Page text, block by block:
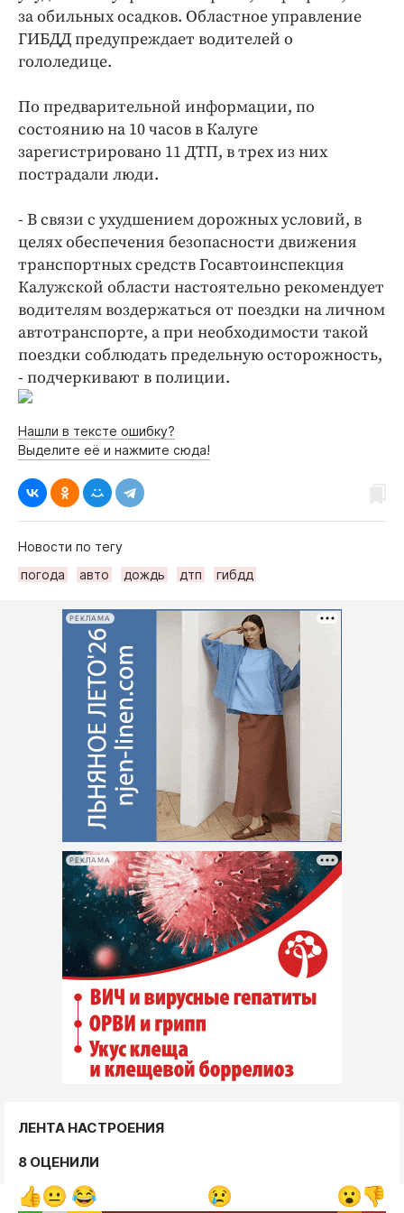
Интересное чтиво
Клиника года
Бренд года
за обильных осадков. Областное управление
ГИБДД предупреждает водителей о
гололедице.
По предварительной информации, по
состоянию на 10 часов в Калуге
зарегистрировано 11 ДТП, в трех из них
пострадали люди.
- В связи с ухудшением дорожных условий, в
целях обеспечения безопасности движения
транспортных средств Госавтоинспекция
Калужской области настоятельно рекомендует
водителям воздержаться от поездки на личном
автотранспорте, а при необходимости такой
поездки соблюдать предельную осторожность,
- подчеркивают в полиции.
Нашли в тексте ошибку?
Выделите её и нажмите сюда!
Новости по тегу
погода
авто дождь дтп гибдд
РЕКЛАМА
РЕКЛАМА
ЛЕНТА НАСТРОЕНИЯ
8 ОЦЕНИЛИ